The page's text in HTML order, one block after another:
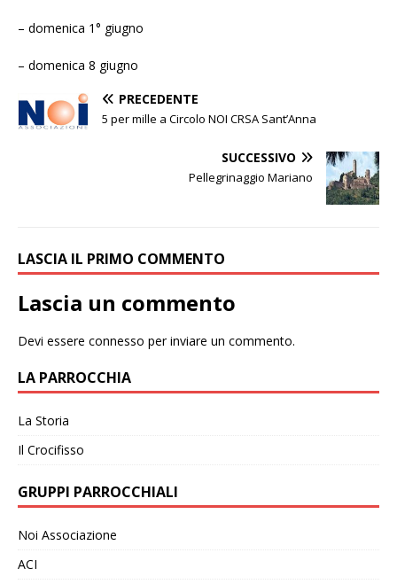
– domenica 1° giugno
– domenica 8 giugno
PRECEDENTE
5 per mille a Circolo NOI CRSA Sant’Anna
SUCCESSIVO
Pellegrinaggio Mariano
LASCIA IL PRIMO COMMENTO
Lascia un commento
Devi essere connesso per inviare un commento.
LA PARROCCHIA
La Storia
Il Crocifisso
GRUPPI PARROCCHIALI
Noi Associazione
ACI